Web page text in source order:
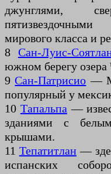
джунглями,
мирового класса и
8 Сан-Луис-
южном берегу озера
9Сан-Патрисио —
популярный у
10 Тапальпа —
зданиями с
крышами.
11 Тепатитлан —
испанских